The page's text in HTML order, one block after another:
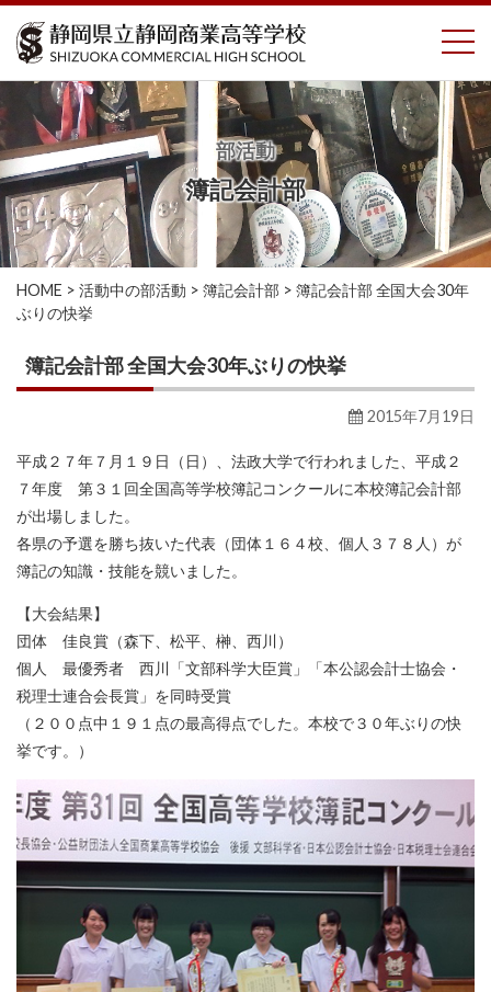
コ
ツ
へ
ス
キ
ッ
プ
部活動
簿記会計部
HOME > 活動中の部活動 > 簿記会計部 > 簿記会計部 全国大会30年
ぶりの快挙
簿記会計部 全国大会30年ぶりの快挙
2015年7月19日
平成２７年７月１９日（日）、法政大学で行われました、平成２
７年度 第３１回全国高等学校簿記コンクールに本校簿記会計部
が出場しました。
各県の予選を勝ち抜いた代表（団体１６４校、個人３７８人）が
簿記の知識・技能を競いました。
【大会結果】
団体 佳良賞（森下、松平、榊、西川）
個人 最優秀者 西川「文部科学大臣賞」「本公認会計士協会・
税理士連合会長賞」を同時受賞
（２００点中１９１点の最高得点でした。本校で３０年ぶりの快
挙です。）